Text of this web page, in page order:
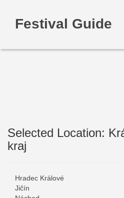
Festival Guide
deneme bonusu
Selected Location:
kraj
Hradec Králové
Jičín